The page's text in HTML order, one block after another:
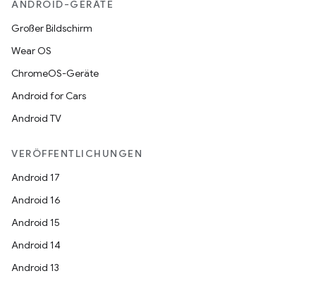
ANDROID-GERÄTE
Großer Bildschirm
Wear OS
ChromeOS-Geräte
Android for Cars
Android TV
VERÖFFENTLICHUNGEN
Android 17
Android 16
Android 15
Android 14
Android 13